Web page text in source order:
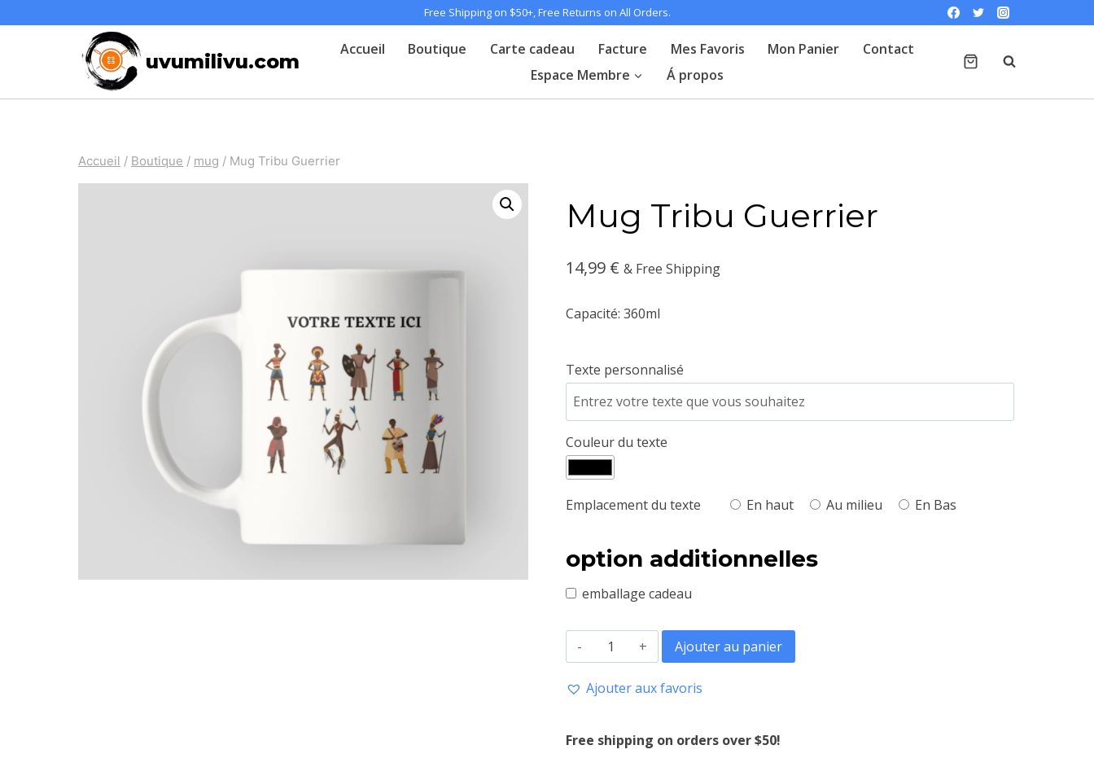
Free Shipping on $50+, Free Returns on All Orders.
uvumilivu.com
Accueil Boutique Carte cadeau Facture Mes Favoris Mon Panier
Contact
Espace Membre
Á propos
Accueil / Boutique / mug / Mug Tribu Guerrier
Mug Tribu Guerrier
14,99 € & Free Shipping
Capacité: 360ml
Texte personnalisé
Couleur du texte
Emplacement du texte En haut Au milieu En Bas
option additionnelles
emballage cadeau
quantité
Mug
Guerrier
Ajouter au panier
Ajouter aux favoris
Free shipping on orders over $50!